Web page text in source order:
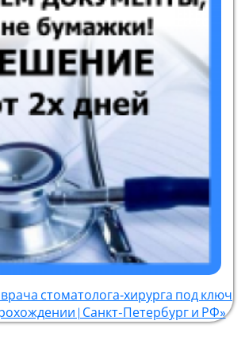
стоматолога‑хирурга под ключ
| Санкт-Петербург и РФ»